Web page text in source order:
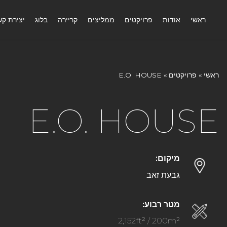
ראשי אודות פרויקטים ממליצים קריירה בלוג יצירת
ראשי » פרויקטים »
E.O. HOUSE
E.O. HOUSE
מיקום:
גבעת זאב
מטר רבוע:
2,152ft² / 200m²